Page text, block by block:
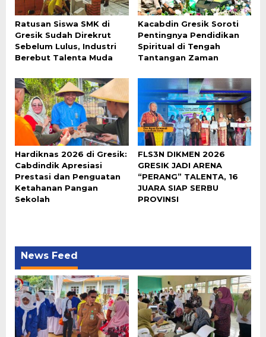
Ratusan Siswa SMK di
Gresik Sudah Direkrut
Sebelum Lulus, Industri
Berebut Talenta Muda
Kacabdin Gresik Soroti
Pentingnya Pendidikan
Spiritual di Tengah
Tantangan Zaman
Hardiknas 2026 di Gresik:
Cabdindik Apresiasi
Prestasi dan Penguatan
Ketahanan Pangan
Sekolah
FLS3N DIKMEN 2026
GRESIK JADI ARENA
“PERANG” TALENTA, 16
JUARA SIAP SERBU
PROVINSI
News Feed